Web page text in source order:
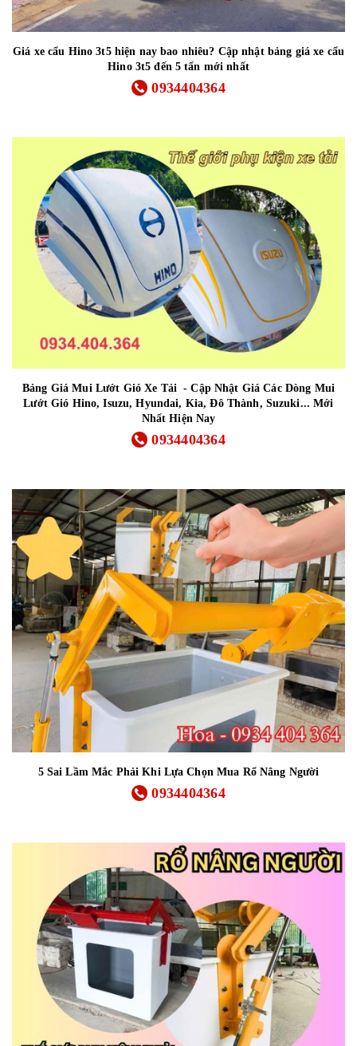
Giá xe cẩu Hino 3t5 hiện nay bao nhiêu? Cập nhật bảng giá xe cẩu
Hino 3t5 đến 5 tấn mới nhất
0934404364
Bảng Giá Mui Lướt Gió Xe Tải - Cập Nhật Giá Các Dòng Mui
Lướt Gió Hino, Isuzu, Hyundai, Kia, Đô Thành, Suzuki... Mới
Nhất Hiện Nay
0934404364
5 Sai Lầm Mắc Phải Khi Lựa Chọn Mua Rổ Nâng Người
0934404364